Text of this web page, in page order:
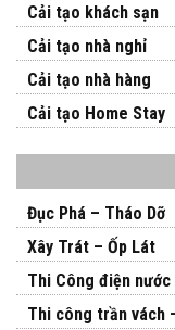
Cải tạo khách sạn
Cải tạo nhà nghỉ
Cải tạo nhà hàng
Cải tạo Home Stay
Đục Phá – Tháo Dỡ
Xây Trát – Ốp Lát
Thi Công điện
Thi công trần vách